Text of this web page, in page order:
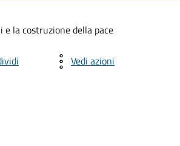
la costruzione della pace
Vedi azioni